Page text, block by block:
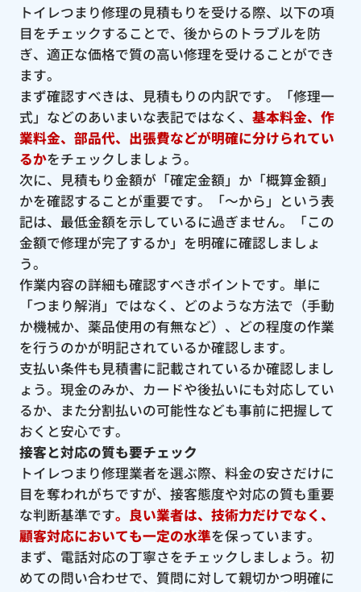
トイレつまり修理の見積もりを受ける際、以下の項
目をチェックすることで、後からのトラブルを防
ぎ、適正な価格で質の高い修理を受けることができ
ます。
まず確認すべきは、見積もりの内訳です。「修理一
式」などのあいまいな表記ではなく、 基本料金、作
業料金、部品代、出張費などが明確に分けられてい
るかをチェックしましょう。
次に、見積もり金額が「確定金額」か「概算金額」
かを確認することが重要です。「〜から」という表
記は、最低金額を示しているに過ぎません。「この
金額で修理が完了するか」を明確に確認しましょ
う。
作業内容の詳細も確認すべきポイントです。単に
「つまり解消」ではなく、どのような方法で（手動
か機械か、薬品使用の有無など）、どの程度の作業
を行うのかが明記されているか確認します。
支払い条件も見積書に記載されているか確認しまし
ょう。現金のみか、カードや後払いにも対応してい
るか、また分割払いの可能性なども事前に把握して
おくと安心です。
接客と対応の質も要チェック
トイレつまり修理業者を選ぶ際、料金の安さだけに
目を奪われがちですが、接客態度や対応の質も重要
な判断基準です。良い業者は、技術力だけでなく、
顧客対応においても一定の水準を保っています。
まず、電話対応の丁寧さをチェックしましょう。初
めての問い合わせで、質問に対して親切かつ明確に